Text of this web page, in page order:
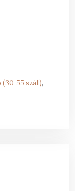
(30-55 szál),